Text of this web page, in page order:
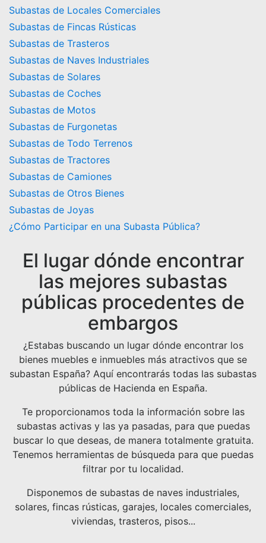
Subastas de Locales Comerciales
Subastas de Fincas Rústicas
Subastas de Trasteros
Subastas de Naves Industriales
Subastas de Solares
Subastas de Coches
Subastas de Motos
Subastas de Furgonetas
Subastas de Todo Terrenos
Subastas de Tractores
Subastas de Camiones
Subastas de Otros Bienes
Subastas de Joyas
¿Cómo Participar en una Subasta Pública?
El lugar dónde encontrar
las mejores subastas
públicas procedentes de
embargos
¿Estabas buscando un lugar dónde encontrar los
bienes muebles e inmuebles más atractivos que se
subastan España? Aquí encontrarás todas las subastas
públicas de Hacienda en España.
Te proporcionamos toda la información sobre las
subastas activas y las ya pasadas, para que puedas
buscar lo que deseas, de manera totalmente gratuita.
Tenemos herramientas de búsqueda para que puedas
filtrar por tu localidad.
Disponemos de subastas de naves industriales,
solares, fincas rústicas, garajes, locales comerciales,
viviendas, trasteros, pisos...